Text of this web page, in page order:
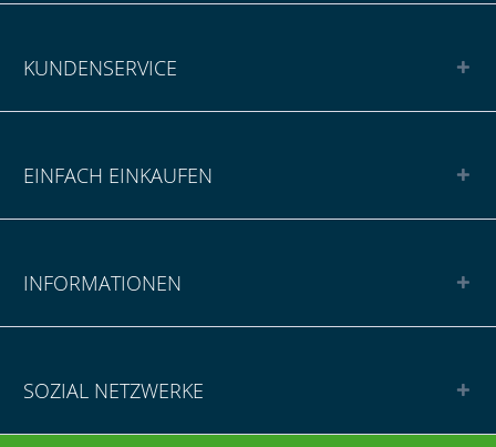
KUNDENSERVICE
EINFACH EINKAUFEN
INFORMATIONEN
SOZIAL NETZWERKE